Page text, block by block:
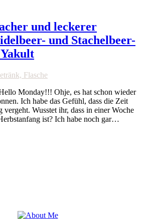
und leckerer
und Stachelbeer-
Monday!!! Ohje, es hat schon wieder
Ich habe das Gefühl, dass die Zeit
Wusstet ihr, dass in einer Woche
ist? Ich habe noch gar…